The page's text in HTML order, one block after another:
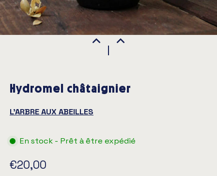
Hydromel châtaignier
L’ARBRE AUX ABEILLES
En stock - Prêt à être expédié
€20,00